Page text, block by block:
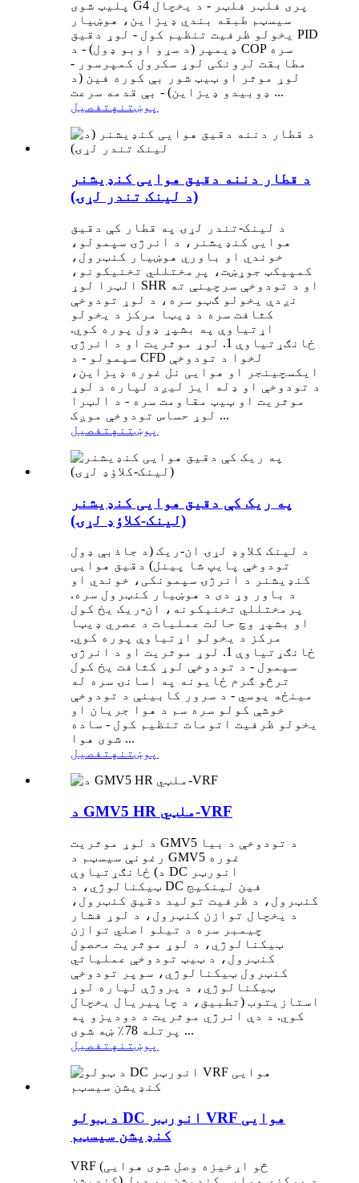
پلیټ شوی G4 پری فلټر فلټر - د یخچال
سیسټم طبقه بندي ډیزاین، هوښیار
یخولو ظرفیت تنظیم کول - لوړ دقیق PID
ډیمپر (د سړو اوبو ډول) - د COP سره
مطابقت لرونکی لوړ سکرول کمپرسور -
لوړ موثر او ټیټ شور بې کوره فین (د
ډوبیدو ډیزاین) - بې قدمه سرعت ...
پوښتنه تفصیل
د قطار دننه دقیق هوایی کنډیشنر
(د لینک تندر لړۍ)
د لینک-تندر لړۍ په قطار کې دقیق
هوایی کنډیشنر، د انرژۍ سپمولو،
خوندي او باوري هوښیار کنټرول،
کمپیکټ جوړښت، پرمختللي تخنیکونو،
الټرا لوړ SHR او د تودوخې سرچینې ته
نږدې یخولو ګټو سره، د لوړ تودوخې
کثافت سره د ډیټا مرکز د یخولو
اړتیاوې په بشپړ ډول پوره کوي.
ځانګړتیاوې 1. لوړ موثریت او د انرژۍ
سپمولو - د CFD لخوا د تودوخې
ایکسچینجر او هوایی نل غوره ډیزاین،
د تودوخې او ډله ایز لیږد لپاره د لوړ
موثریت او ټیټ مقاومت سره - د الټرا
لوړ حساس تودوخې موږک ...
پوښتنه تفصیل
په ریک کې دقیق هوایی کنډیشنر
(لینک-کلاؤډ لړۍ)
د لینک کلاوډ لړۍ ان-ریک (د جاذبې ډول
تودوخې پایپ شا پینل) دقیق هوایی
کنډیشنر د انرژۍ سپمونکی، خوندي او
د باور وړ دی د هوښیار کنټرول سره.
پرمختللي تخنیکونه، ان-ریک یخ کول
او بشپړ وچ حالت عملیات د عصري ډیټا
مرکز د یخولو اړتیاوې پوره کوي.
ځانګړتیاوې 1. لوړ موثریت او د انرژۍ
سپمول - د تودوخې لوړ کثافت یخ کول
ترڅو ګرم ځایونه په اسانۍ سره له
مینځه یوسي - د سرور کابینې د تودوخې
خوشې کولو سره سم د هوا جریان او
یخولو ظرفیت اتومات تنظیم کول - ساده
شوی هوا ...
پوښتنهتفصیل
د GMV5 HR ملټي-VRF
د لوړ موثریت GMV5 د تودوخې د بیا
رغونې سیسټم د GMV5 غوره
ځانګړتیاوې (د DC انورټر
ټیکنالوژي، د DC فین لینکیج
کنټرول، د ظرفیت تولید دقیق کنټرول،
د یخچال توازن کنټرول، د لوړ فشار
چیمبر سره د تیلو اصلي توازن
ټیکنالوژي، د لوړ موثریت محصول
کنټرول، د ټیټ تودوخې عملیاتي
کنټرول ټیکنالوژي، سوپر تودوخې
ټیکنالوژي، د پروژې لپاره لوړ
تطبیق، د چاپیریال یخچال) استازیتوب
کوي. د دې انرژي موثریت د دودیزو په
پرتله 78٪ ښه شوی ...
پوښتنه تفصیل
د ټولو DC انورټر VRF هوایی
کنډیشن سیسټم
VRF (څو اړخیزه وصل شوی هوایی